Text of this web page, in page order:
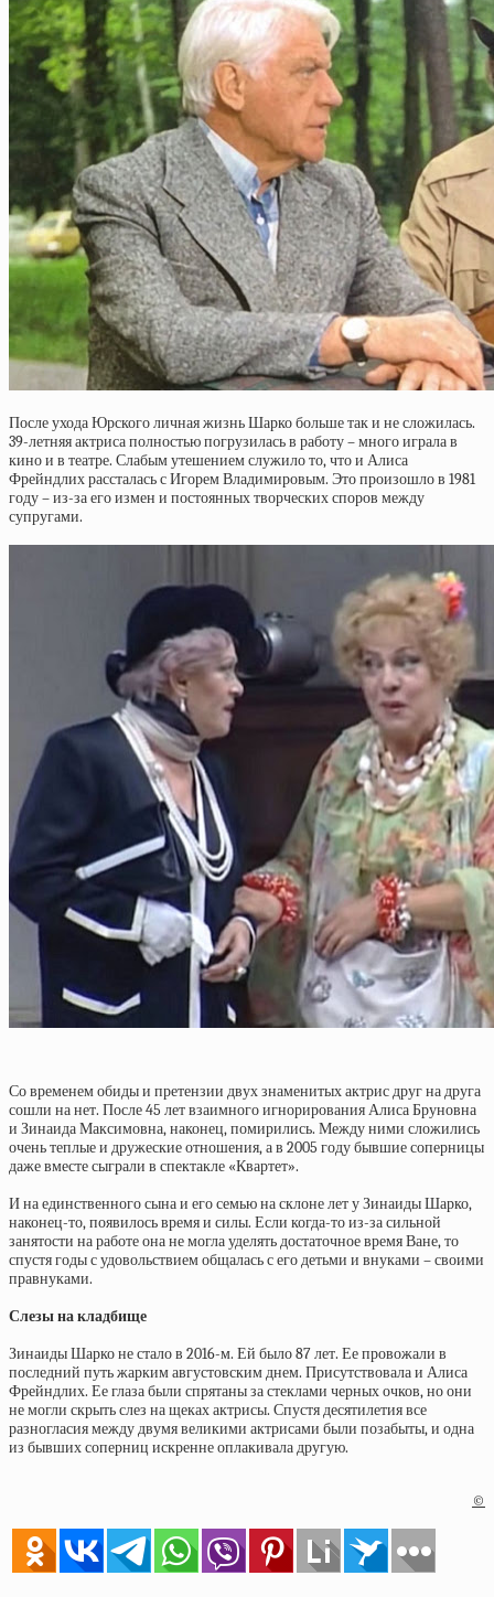
После ухода Юрского личная жизнь Шарко больше так и не сложилась.
39-летняя актриса полностью погрузилась в работу – много играла в
кино и в театре. Слабым утешением служило то, что и Алиса
Фрейндлих рассталась с Игорем Владимировым. Это произошло в 1981
году – из-за его измен и постоянных творческих споров между
супругами.
Со временем обиды и претензии двух знаменитых актрис друг на друга
сошли на нет. После 45 лет взаимного игнорирования Алиса Бруновна
и Зинаида Максимовна, наконец, помирились. Между ними сложились
очень теплые и дружеские отношения, а в 2005 году бывшие соперницы
даже вместе сыграли в спектакле «Квартет».
И на единственного сына и его семью на склоне лет у Зинаиды Шарко,
наконец-то, появилось время и силы. Если когда-то из-за сильной
занятости на работе она не могла уделять достаточное время Ване, то
спустя годы с удовольствием общалась с его детьми и внуками – своими
правнуками.
Слезы на кладбище
Зинаиды Шарко не стало в 2016-м. Ей было 87 лет. Ее провожали в
последний путь жарким августовским днем. Присутствовала и Алиса
Фрейндлих. Ее глаза были спрятаны за стеклами черных очков, но они
не могли скрыть слез на щеках актрисы. Спустя десятилетия все
разногласия между двумя великими актрисами были позабыты, и одна
из бывших соперниц искренне оплакивала другую.
©